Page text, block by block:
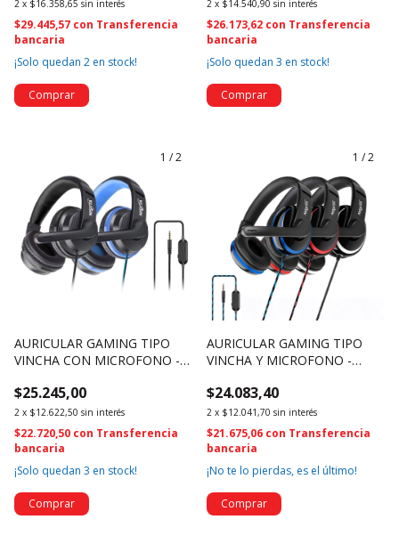
2 x $16.358,65 sin interés
$29.445,57 con Transferencia
bancaria
¡Solo quedan 2 en stock!
2 x $14.540,90 sin interés
$26.173,62 con Transferencia
bancaria
¡Solo quedan 3 en stock!
1 /2
AURICULAR GAMING TIPO
VINCHA CON MICROFONO -
$25.245,00
2 x $12.622,50 sin interés
$22.720,50 con Transferencia
bancaria
¡Solo quedan 3 en stock!
1 /2
AURICULAR GAMING TIPO
VINCHA Y MICROFONO -
$24.083,40
2 x $12.041,70 sin interés
$21.675,06 con Transferencia
bancaria
¡No te lo pierdas, es el último!
Comprar